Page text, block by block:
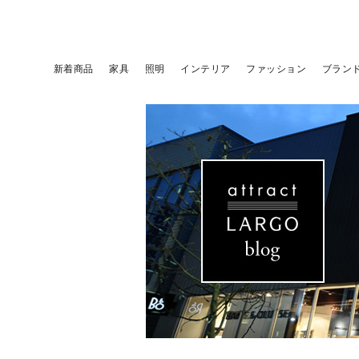
新着商品 家具 照明 インテリア ファッション ブラン